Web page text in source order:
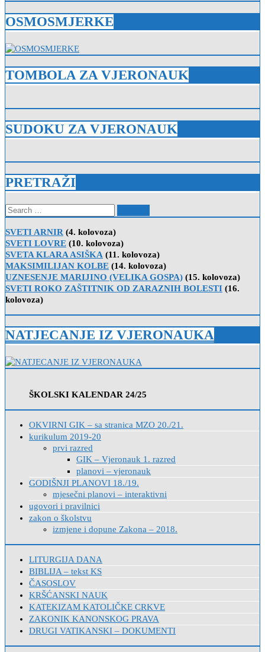
OSMOSMJERKE
TOMBOLA ZA VJERONAUK
SUDOKU ZA VJERONAUK
PRETRAŽI
Search
for:
SVETI ARNIR (4. kolovoza)
SVETI LOVRE (10. kolovoza)
SVETA KLARA ASIŠKA (11. kolovoza)
MAKSIMILIJAN KOLBE (14. kolovoza)
UZNESENJE MARIJINO (VELIKA GOSPA) (15. kolovoza)
SVETI ROKO ZAŠTITNIK OD ZARAZNIH BOLESTI (16.
kolovoza)
NATJECANJE IZ VJERONAUKA
ŠKOLSKI KALENDAR 24/25
OKVIRNI GIK – sa stranica MZO 20./21.
kurikulum 2019-20
prvi razred
GIK – Vjeronauk 1. razred
planovi – vjeronauk
GODIŠNJI PLANOVI 18./19.
mjesečni planovi – interaktivni
ugovori i pravilnici
zakon o školstvu
izmjene i dopune Zakona – 2018.
LITURGIJA DANA
BIBLIJA – tekst KS
ČASOSLOV
KRŠĆANSKI NAUK
KATEKIZAM KATOLIČKE CRKVE
ZAKONIK KANONSKOG PRAVA
DRUGI VATIKANSKI – DOKUMENTI